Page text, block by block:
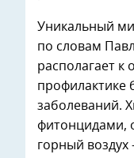
Уникальный
по словам
располагает к
профилактике
заболеваний.
фитонцидами,
горный